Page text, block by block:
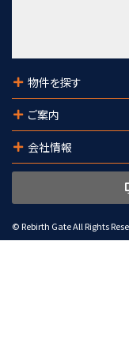
物件を探す
ご案内
会社情報
© Rebirth Gate All Rights